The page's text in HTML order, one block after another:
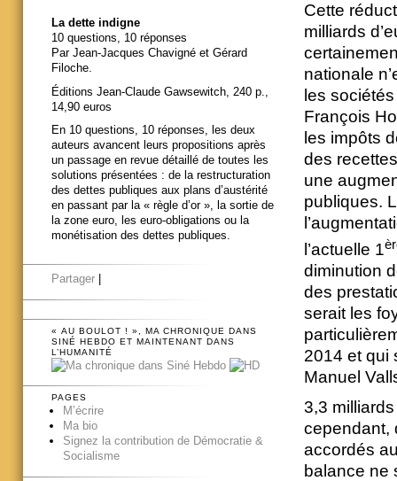
Cette
milliards
nationale
les
François
les impôts
des
une
publiques.
l’actuelle 1
diminution
des
serait les
2014 et qui
Manuel
3,3
cependant,
accordés
balance ne
La dette indigne
10 questions, 10 réponses
Par Jean-Jacques Chavigné et Gérard
Filoche.
Éditions Jean-Claude Gawsewitch, 240 p.,
14,90 euros
En 10 questions, 10 réponses, les deux
auteurs avancent leurs propositions après
un passage en revue détaillé de toutes les
solutions présentées : de la restructuration
des dettes publiques aux plans d’austérité
en passant par la « règle d’or », la sortie de
la zone euro, les euro-obligations ou la
monétisation des dettes publiques.
Partager
« AU BOULOT ! », MA CHRONIQUE DANS
SINÉ HEBDO ET MAINTENANT DANS
L’HUMANITÉ
PAGES
M’écrire
Ma bio
Signez la contribution de Démocratie &
Socialisme